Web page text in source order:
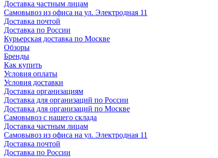
Доставка частным лицам
Самовывоз из офиса на ул. Электродная 11
Доставка почтой
Доставка по России
Курьерская доставка по Москве
Обзоры
Бренды
Как купить
Условия оплаты
Условия доставки
Доставка организациям
Доставка для организаций по России
Доставка для организаций по Москве
Самовывоз с нашего склада
Доставка частным лицам
Самовывоз из офиса на ул. Электродная 11
Доставка почтой
Доставка по России